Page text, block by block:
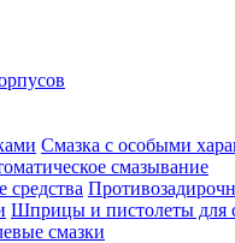
Смазка с особыми
смазывание
Шприцы и пистолеты для
смазки